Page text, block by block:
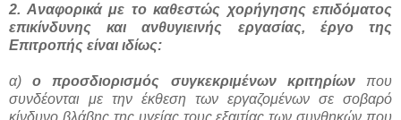
2. Αναφορικά με το καθεστώς χορήγησης επιδόματος
επικίνδυνης και ανθυγιεινής εργασίας, έργο της
Επιτροπής είναι ιδίως:
α)ο προσδιορισμός συγκεκριμένων κριτηρίωνπου
συνδέονται με την έκθεση των εργαζομένων σε σοβαρό
κίνδυνο βλάβης της υγείας τους εξαιτίας των συνθηκών που